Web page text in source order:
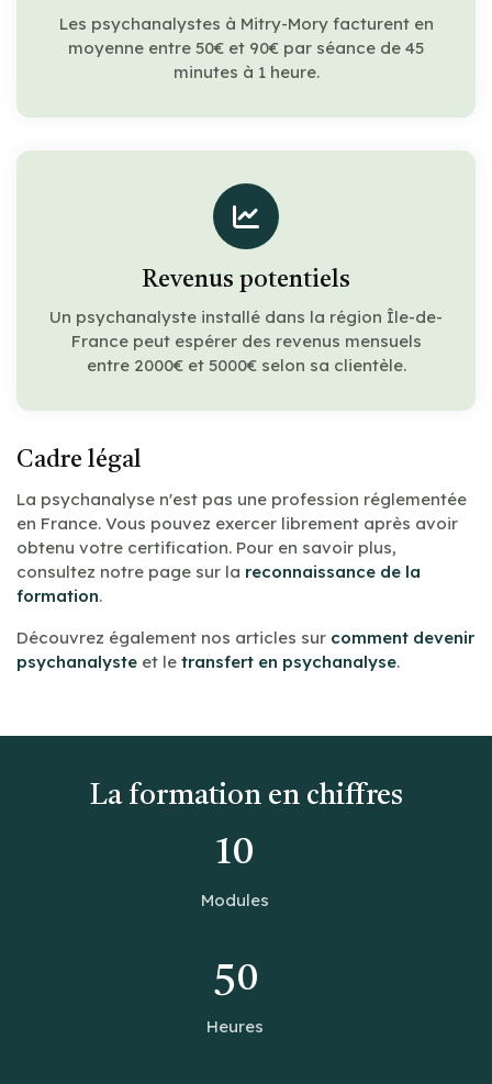
Les psychanalystes à Mitry-Mory facturent en
moyenne entre 50€ et 90€ par séance de 45
minutes à 1 heure.
Revenus potentiels
Un psychanalyste installé dans la région Île-de-
France peut espérer des revenus mensuels
entre 2000€ et 5000€ selon sa clientèle.
Cadre légal
La psychanalyse n'est pas une profession réglementée
en France. Vous pouvez exercer librement après avoir
obtenu votre certification. Pour en savoir plus,
consultez notre page sur la reconnaissance de la
formation.
Découvrez également nos articles sur comment devenir
psychanalyste et le transfert en psychanalyse.
La formation en chiffres
10
Modules
50
Heures